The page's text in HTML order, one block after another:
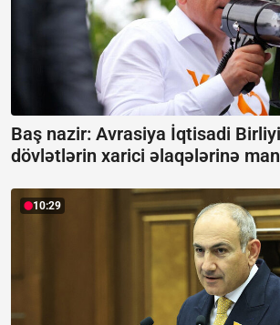
Baş nazir: Avrasiya İqtisadi
dövlətlərin xarici əlaqələrinə
10:29